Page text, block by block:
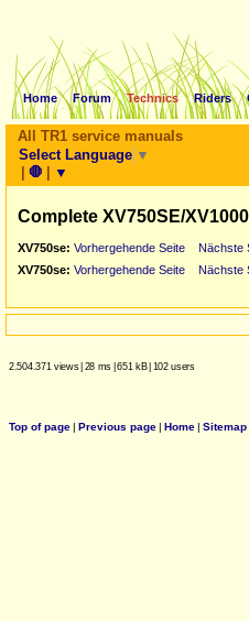
Home Forum Technics Riders
All TR1 service manuals
Select Language ▼
| 🛑 | ▼
Complete XV750SE/
XV750se: Vorhergehende Seite Nächste
XV750se: Vorhergehende Seite Nächste
2.504.371 views| 28 ms |651 kB| 102 users
Top of page| Previous page| Home| Sitemap